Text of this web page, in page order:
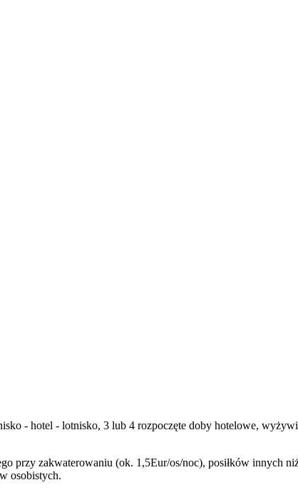
- hotel - lotnisko, 3 lub 4 rozpoczęte doby hotelowe,
przy zakwaterowaniu (ok. 1,5Eur/os/noc), posiłków innych
osobistych.